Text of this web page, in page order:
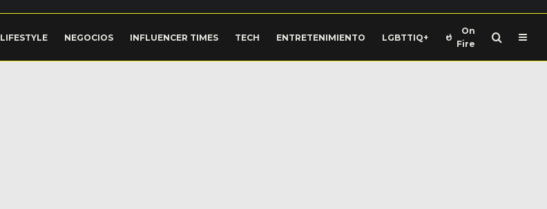
LIFESTYLE NEGOCIOS INFLUENCER TIMES TECH ENTRETENIMIENTO LGBTTIQ+
On
Fire